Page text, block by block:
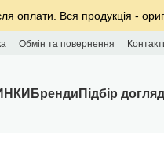
оплати. Вся продукція -
Обмін та повернення
Бренди Підбір